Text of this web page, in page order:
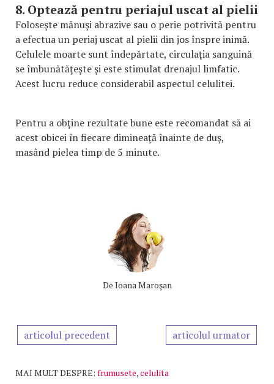
8. Optează pentru periajul uscat al pielii
Foloseşte mănuşi abrazive sau o perie potrivită pentru
a efectua un periaj uscat al pielii din jos înspre inimă.
Celulele moarte sunt îndepărtate, circulaţia sanguină
se îmbunătăţeşte şi este stimulat drenajul limfatic.
Acest lucru reduce considerabil aspectul celulitei.
Pentru a obţine rezultate bune este recomandat să ai
acest obicei în fiecare dimineaţă înainte de duş,
masând pielea timp de 5 minute.
De Ioana Maroşan
articolul precedent articolul urmator
MAI MULT DESPRE: frumusete,celulita